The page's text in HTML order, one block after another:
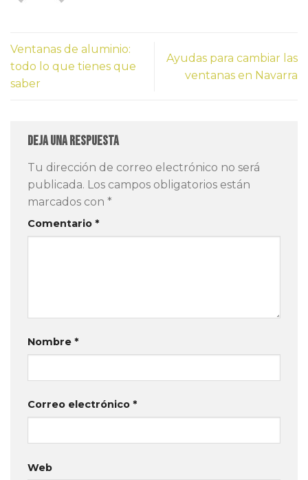
Ventanas de aluminio:
todo lo que tienes que
saber
Ayudas para cambiar las
ventanas en Navarra
Deja una respuesta
Tu dirección de correo electrónico no será
publicada. Los campos obligatorios están
marcados con *
Comentario *
Nombre *
Correo electrónico *
Web